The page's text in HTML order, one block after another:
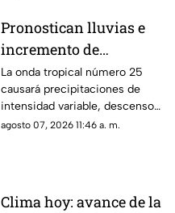
Pronostican lluvias e
incremento de
tormentas en Oaxaca
este viernes
La onda tropical número 25
causará precipitaciones de
intensidad variable, descenso
de temperatura y rachas de
agosto 07, 2026 11:46 a. m.
Clima hoy: avance de la